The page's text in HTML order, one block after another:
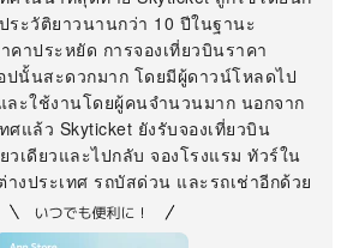
ระวัติยาวนานกว่า 10 ปีในฐานะ
คาประหยัด การจองเที่ยวบินราคา
ปนั้นสะดวกมาก โดยมีผู้ดาวน์โหลดไป
ละใช้งานโดยผู้คนจำนวนมาก นอกจาก
ศแล้ว Skyticket ยังรับจองเที่ยวบิน
วเดียวและไปกลับ จองโรงแรม ทัวร์ใน
างประเทศ รถบัสด่วน และรถเช่าอีกด้วย